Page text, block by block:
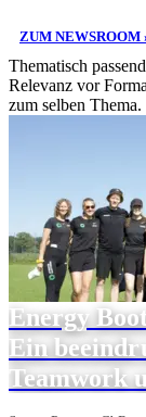
ZUM NEWSROOM
Thematisch passend
Relevanz vor
zum selben Thema.
Energy
Ein
Teamwork